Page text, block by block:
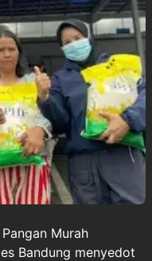
Murah
Bandung menyedot